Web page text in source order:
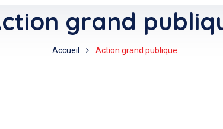
grand
Accueil Action grand publique